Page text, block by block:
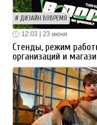
ДИЗАЙН ВОВРЕМЯ
12:03 | 23 июня
Стенды, режим
организаций и